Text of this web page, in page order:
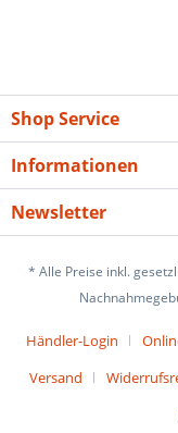
Shop Service
Informationen
Newsletter
* Alle Preise inkl.
Händler-Login
Versand